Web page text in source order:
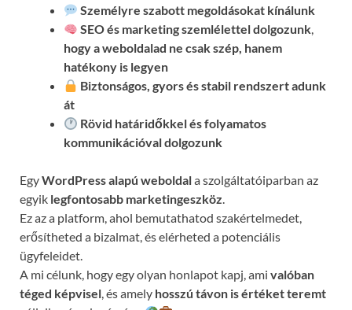
Személyre szabott megoldásokat kínálunk
SEO és marketing szemlélettel dolgozunk,
hogy a weboldalad ne csak szép, hanem
hatékony is legyen
Biztonságos, gyors és stabil rendszert adunk
át
Rövid határidőkkel és folyamatos
kommunikációvaldolgozunk
EgyWordPress alapú weboldala szolgáltatóiparban az
egyik legfontosabb marketingeszköz.
Ez az a platform, ahol bemutathatod szakértelmedet,
erősítheted a bizalmat, és elérheted a potenciális
ügyfeleidet.
A mi célunk, hogy egy olyan honlapot kapj, ami valóban
téged képvisel, és amely hosszú távon is értéket teremt